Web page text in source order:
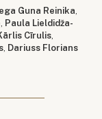
Guna Reinika
Paula Lieldidža-
Cīrulis
Dariuss Florians